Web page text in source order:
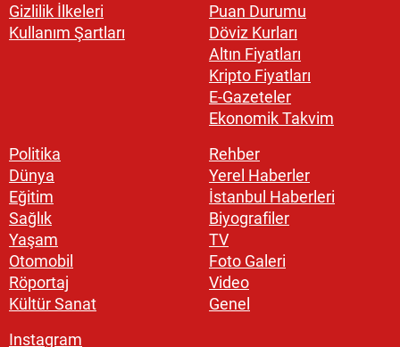
Gizlilik İlkeleri
Kullanım Şartları
Puan Durumu
Döviz Kurları
Altın Fiyatları
Kripto Fiyatları
E-Gazeteler
Ekonomik Takvim
Politika
Dünya
Eğitim
Sağlık
Yaşam
Otomobil
Röportaj
Kültür Sanat
Rehber
Yerel Haberler
İstanbul Haberleri
Biyografiler
TV
Foto Galeri
Video
Genel
Instagram